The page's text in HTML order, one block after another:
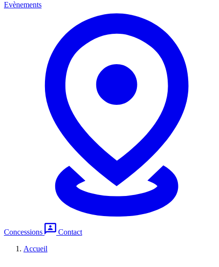
Evènements
Concessions
Contact
Accueil